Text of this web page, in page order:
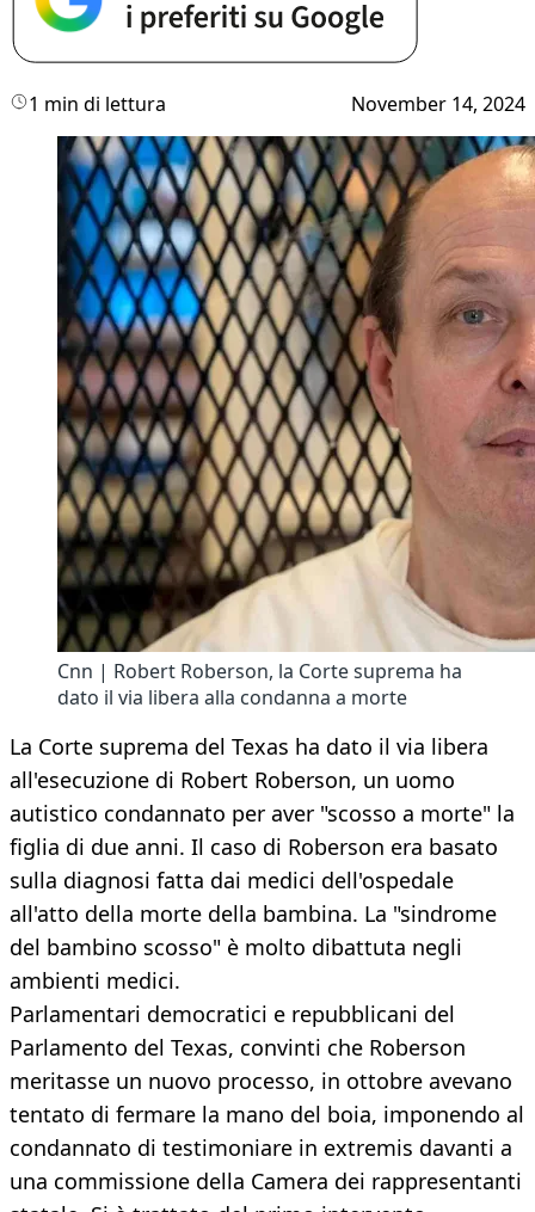
1 min di lettura November 14, 2024
Cnn | Robert Roberson, la Corte suprema ha
dato il via libera alla condanna a morte
La Corte suprema del Texas ha dato il via libera
all'esecuzione di Robert Roberson, un uomo
autistico condannato per aver "scosso a morte" la
figlia di due anni. Il caso di Roberson era basato
sulla diagnosi fatta dai medici dell'ospedale
all'atto della morte della bambina. La "sindrome
del bambino scosso" è molto dibattuta negli
ambienti medici.
Parlamentari democratici e repubblicani del
Parlamento del Texas, convinti che Roberson
meritasse un nuovo processo, in ottobre avevano
tentato di fermare la mano del boia, imponendo al
condannato di testimoniare in extremis davanti a
una commissione della Camera dei rappresentanti